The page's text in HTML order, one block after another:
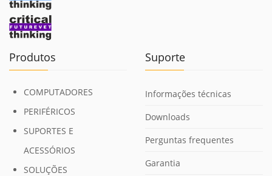
Produtos
COMPUTADORES
PERIFÉRICOS
SUPORTES E
ACESSÓRIOS
SOLUÇÕES
Suporte
Informações técnicas
Downloads
Perguntas frequentes
Garantia